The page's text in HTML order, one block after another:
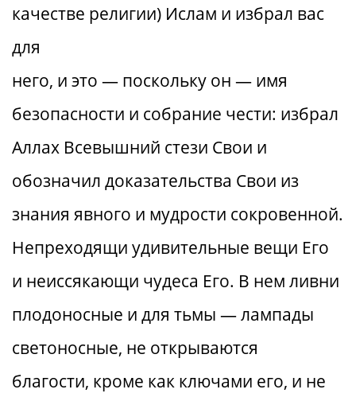
качестве религии) Ислам и избрал вас
для
него, и это — поскольку он — имя
безопасности и собрание чести: избрал
Аллах Всевышний стези Свои и
обозначил доказательства Свои из
знания явного и мудрости сокровенной.
Непреходящи удивительные вещи Его
и неиссякающи чудеса Его. В нем ливни
плодоносные и для тьмы — лампады
светоносные, не открываются
благости, кроме как ключами его, и не